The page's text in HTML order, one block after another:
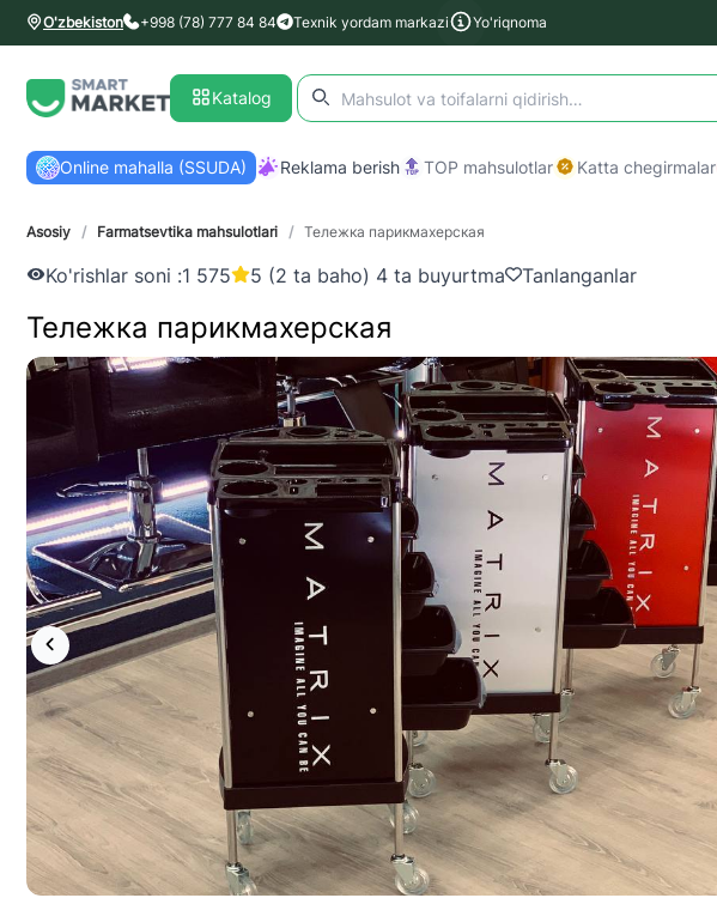
O'zbekiston +998 (78) 777 84 84 Texnik yordam markazi Yo'riqnoma
Katalog
Online mahalla (SSUDA) Reklama berish TOP mahsulotlar Katta chegirmalar
Asosiy / Farmatsevtika mahsulotlari / Тележка парикмахерская
Ko'rishlar soni :1 575 5 (2 ta baho) 4 ta buyurtma Tanlanganlar
Тележка парикмахерская